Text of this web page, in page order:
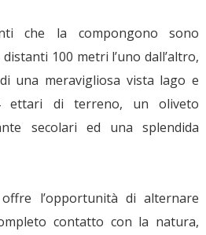
che la compongono sono
100 metri l’uno dall’altro,
una meravigliosa vista lago e
ettari di terreno, un oliveto
secolari ed una splendida
offre l’opportunità di alternare
contatto con la natura,